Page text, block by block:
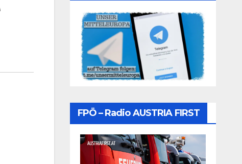
FPÖ – Radio AUSTRIA FIRST